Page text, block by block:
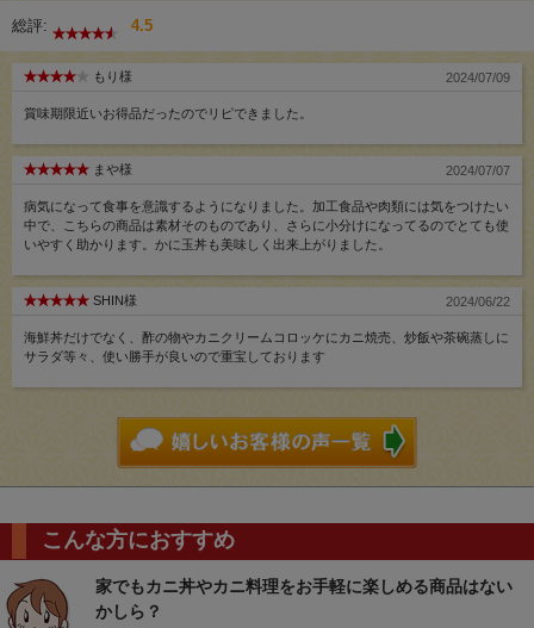
総評: 4.5
もり様 2024/07/09
賞味期限近いお得品だったのでリピできました。
まや様 2024/07/07
病気になって食事を意識するようになりました。加工食品や肉類には気をつけたい
中で、こちらの商品は素材そのものであり、さらに小分けになってるのでとても使
いやすく助かります。かに玉丼も美味しく出来上がりました。
SHIN様 2024/06/22
海鮮丼だけでなく、酢の物やカニクリームコロッケにカニ焼売、炒飯や茶碗蒸しに
サラダ等々、使い勝手が良いので重宝しております
こんな方におすすめ
家でもカニ丼やカニ料理をお手軽に楽しめる商品はない
かしら？